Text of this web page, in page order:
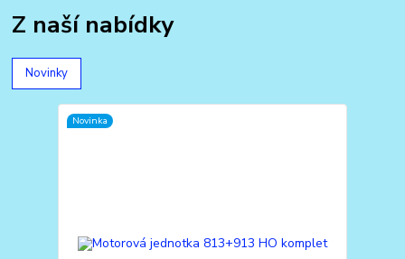
Z naší nabídky
Novinky
Novinka